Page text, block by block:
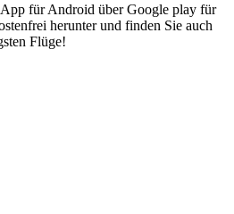
für Android über Google play für
herunter und finden Sie auch
Flüge!